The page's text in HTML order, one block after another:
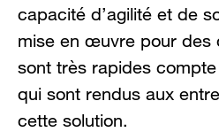
capacité d’agilité et de
mise en œuvre pour des
sont très rapides
qui sont rendus aux
cette solution.